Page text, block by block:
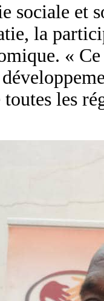
sociale et
la
«
les